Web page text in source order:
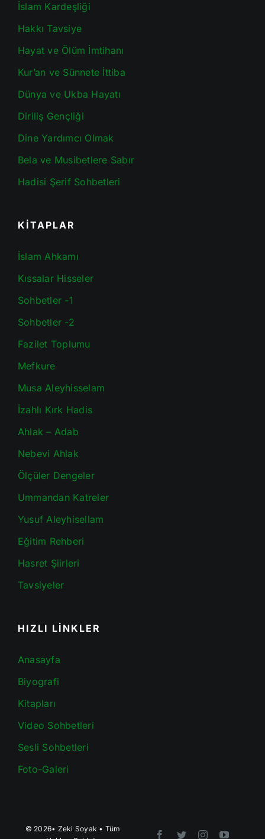
İslam Kardeşliği
Hakkı Tavsiye
Hayat ve Ölüm İmtihanı
Kur’an ve Sünnete İttiba
Dünya ve Ukba Hayatı
Diriliş Gençliği
Dine Yardımcı Olmak
Bela ve Musibetlere Sabır
Hadisi Şerif Sohbetleri
KİTAPLAR
İslam Ahkamı
Kıssalar Hisseler
Sohbetler -1
Sohbetler -2
Fazilet Toplumu
Mefkure
Musa Aleyhisselam
İzahlı Kırk Hadis
Ahlak – Adab
Nebevi Ahlak
Ölçüler Dengeler
Ummandan Katreler
Yusuf Aleyhisellam
Eğitim Rehberi
Hasret Şiirleri
Tavsiyeler
HIZLI LİNKLER
Anasayfa
Biyografi
Kitapları
Video Sohbetleri
Sesli Sohbetleri
Foto-Galeri
© 2026• Zeki Soyak • Tüm